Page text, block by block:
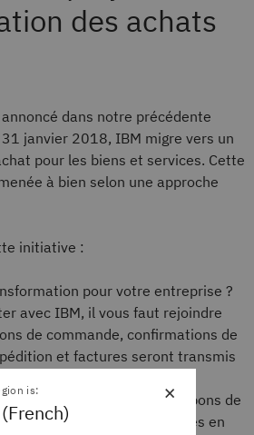
annoncé dans notre précédente
janvier 2018, IBM migre vers un
pour les biens et services. Cette
à bien selon une approche
initiative :
pour votre entreprise ?
avec IBM, il vous faut rejoindre
de commande, confirmations de
et factures seront transmis
cette plateforme qui offre de
notamment la livraison des bons de
l’utilisation de catalogues en
×
is: